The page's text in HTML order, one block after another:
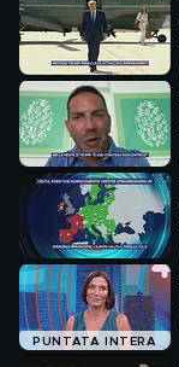
PUNTATA INTERA